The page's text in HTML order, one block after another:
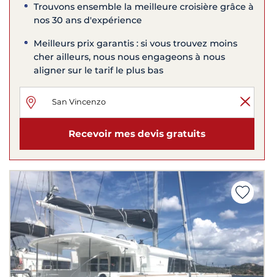
Trouvons ensemble la meilleure croisière grâce à
nos 30 ans d'expérience
Meilleurs prix garantis : si vous trouvez moins
cher ailleurs, nous nous engageons à nous
aligner sur le tarif le plus bas
Recevoir mes devis gratuits